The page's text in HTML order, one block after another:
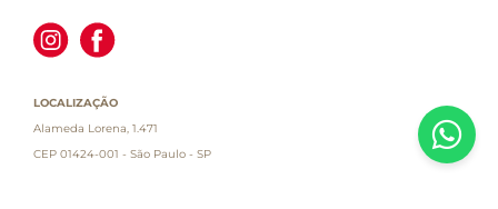
LOCALIZAÇÃO
Alameda Lorena, 1.471
CEP 01424-001 - São Paulo - SP